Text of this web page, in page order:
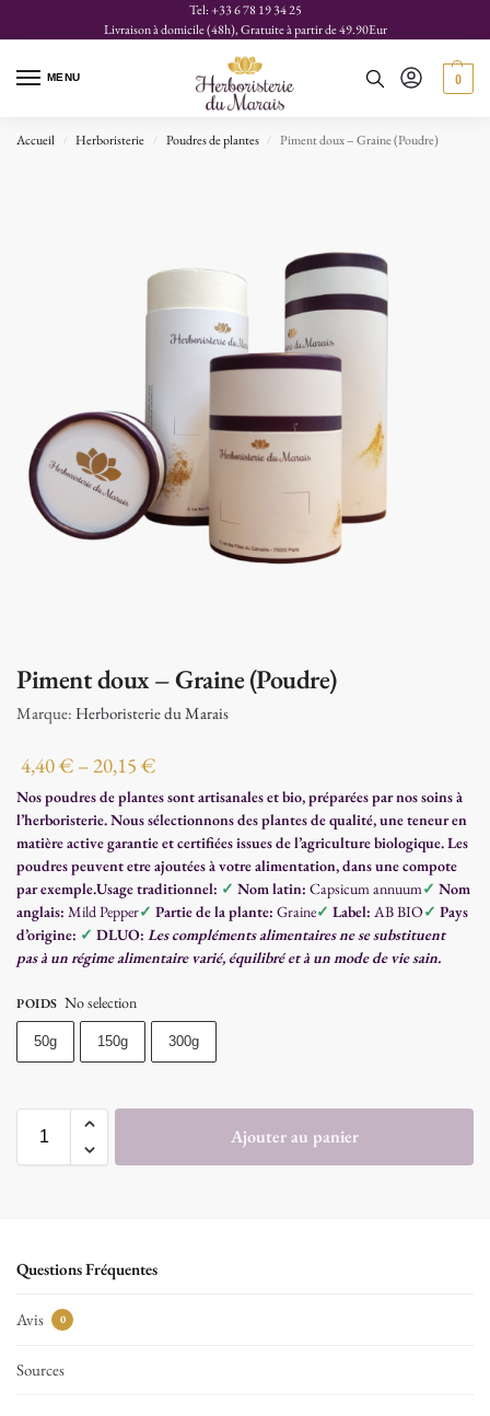
Tel: +33 6 78 19 34 25
Livraison à domicile (48h), Gratuite à partir de 49.90Eur
MENU 0
Accueil / Herboristerie / Poudres de plantes / Piment doux – Graine (Poudre)
Piment doux – Graine (Poudre)
Marque: Herboristerie du Marais
4,40€ –20,15€
Nos poudres de plantes sont artisanales et bio, préparées par nos soins à
l’herboristerie. Nous sélectionnons des plantes de qualité, une teneur en
matière active garantie et certifiées issues de l’agriculture biologique. Les
poudres peuvent etre ajoutées à votre alimentation, dans une compote
par exemple.Usage traditionnel: ✓ Nom latin: Capsicum annuum✓ Nom
anglais: Mild Pepper✓ Partie de la plante: Graine✓ Label: AB BIO✓ Pays
d’origine: ✓ DLUO: Les compléments alimentaires ne se substituent
pas à un régime alimentaire varié, équilibré et à un mode de vie sain.
POIDS No selection
50g 150g 300g
Ajouter au panier
Questions Fréquentes
Avis 0
Sources